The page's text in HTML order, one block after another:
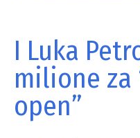
I Luka
milione za
open”